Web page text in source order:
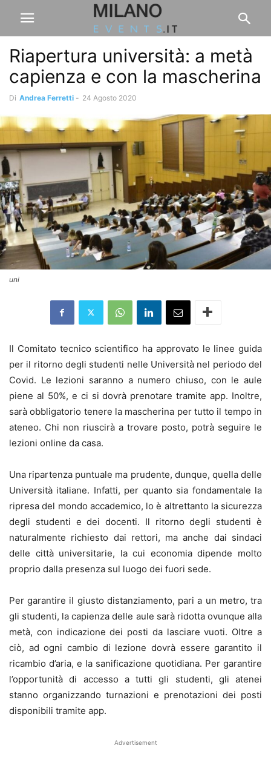
Riapertura università: a metà
capienza e con la mascherina
Di Andrea Ferretti - 24 Agosto 2020
uni
Il Comitato tecnico scientifico ha approvato le linee guida
per il ritorno degli studenti nelle Università nel periodo del
Covid. Le lezioni saranno a numero chiuso, con le aule
piene al 50%, e ci si dovrà prenotare tramite app. Inoltre,
sarà obbligatorio tenere la mascherina per tutto il tempo in
ateneo. Chi non riuscirà a trovare posto, potrà seguire le
lezioni online da casa.
Una ripartenza puntuale ma prudente, dunque, quella delle
Università italiane. Infatti, per quanto sia fondamentale la
ripresa del mondo accademico, lo è altrettanto la sicurezza
degli studenti e dei docenti. Il ritorno degli studenti è
naturalmente richiesto dai rettori, ma anche dai sindaci
delle città universitarie, la cui economia dipende molto
proprio dalla presenza sul luogo dei fuori sede.
Per garantire il giusto distanziamento, pari a un metro, tra
gli studenti, la capienza delle aule sarà ridotta ovunque alla
metà, con indicazione dei posti da lasciare vuoti. Oltre a
ciò, ad ogni cambio di lezione dovrà essere garantito il
ricambio d’aria, e la sanificazione quotidiana. Per garantire
l’opportunità di accesso a tutti gli studenti, gli atenei
stanno organizzando turnazioni e prenotazioni dei posti
disponibili tramite app.
Advertisement